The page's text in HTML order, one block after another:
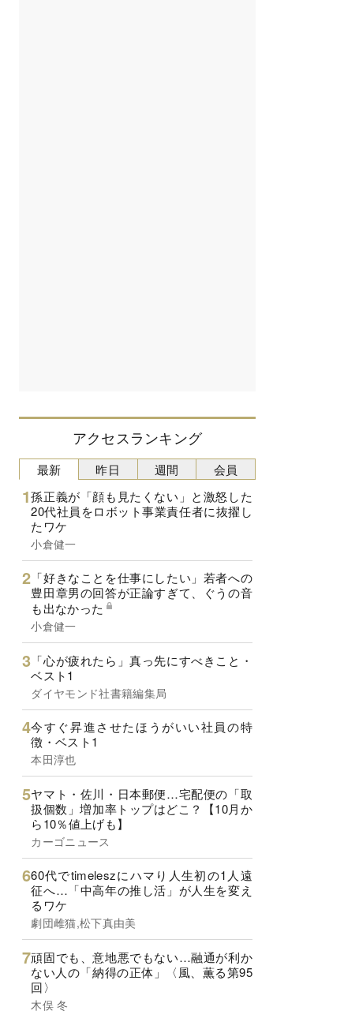
アクセスランキング
最新
孫正義が「顔も見たくない」と激怒した
20代社員をロボット事業責任者に抜擢し
たワケ
小倉健一
「好きなことを仕事にしたい」若者への
豊田章男の回答が正論すぎて、ぐうの音
も出なかった
小倉健一
「心が疲れたら」真っ先にすべきこと・
ベスト1
ダイヤモンド社書籍編集局
今すぐ昇進させたほうがいい社員の特
徴・ベスト1
本田淳也
ヤマト・佐川・日本郵便…宅配便の「取
扱個数」増加率トップはどこ？【10月か
ら10％値上げも】
カーゴニュース
60代でtimeleszにハマり人生初の1人遠
征へ…「中高年の推し活」が人生を変え
るワケ
劇団雌猫,松下真由美
頑固でも、意地悪でもない…融通が利か
ない人の「納得の正体」〈風、薫る第95
回〉
木俣 冬
昨日 週間 会員